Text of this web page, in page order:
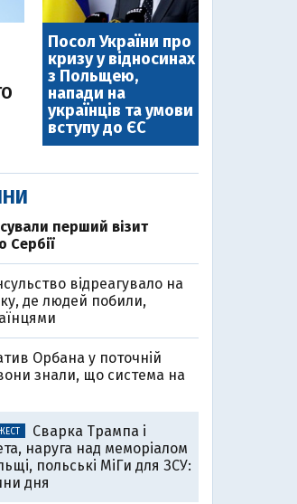
Посол України про
кризу у відносинах
з Польщею,
напади на
українців та умови
вступу до ЄС
перший візит
Сербії
відреагувало на
де людей побили,
Орбана у поточній
знали, що система на
Сварка Трампа і
наруга над меморіалом
польські МіГи для ЗСУ:
дня